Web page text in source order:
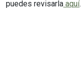
puedes revisarla aquí.